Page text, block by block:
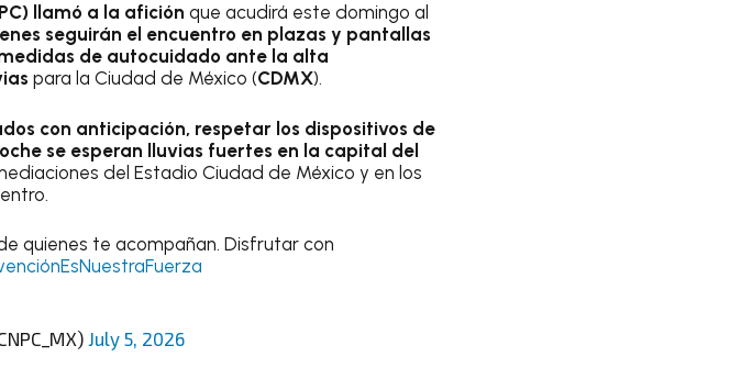
llamó a la afición que acudirá este domingo al
seguirán el encuentro en plazas y pantallas
de autocuidado ante la alta
para la Ciudad de México (CDMX).
con anticipación, respetar los dispositivos de
se esperan lluvias fuertes en la capital del
del Estadio Ciudad de México y en los
quienes te acompañan. Disfrutar con
July 5, 2026